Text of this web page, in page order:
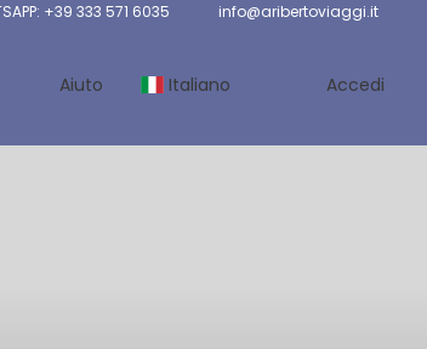
+39 333 571 6035 info@aribertoviaggi.it
Aiuto Italiano Accedi